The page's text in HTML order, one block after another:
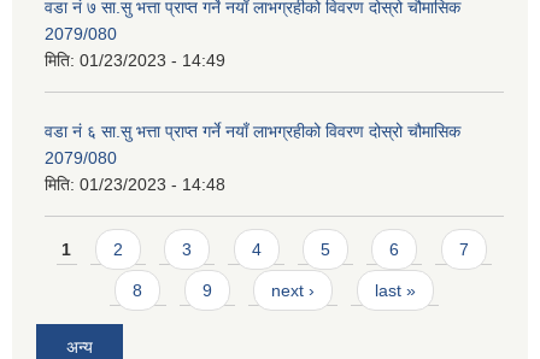
वडा नं ७ सा.सु भत्ता प्राप्त गर्ने नयाँ लाभग्रहीको विवरण दोस्रो चौमासिक
2079/080
मिति: 01/23/2023 - 14:49
वडा नं ६ सा.सु भत्ता प्राप्त गर्ने नयाँ लाभग्रहीको विवरण दोस्रो चौमासिक
2079/080
मिति: 01/23/2023 - 14:48
Pages
1 2 3 4 5 6 7
8 9 next › last »
अन्य